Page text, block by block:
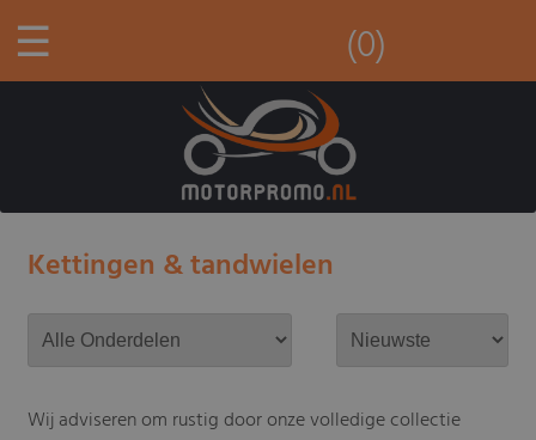
☰ (0)
Kettingen & tandwielen
Wij adviseren om rustig door onze volledige collectie